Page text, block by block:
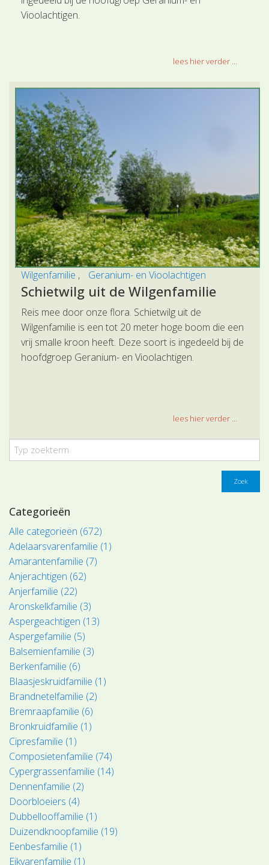
Vioolachtigen.
lees hier verder ...
Wilgenfamilie Geranium- en Vioolachtigen
Schietwilg uit de Wilgenfamilie
Reis mee door onze flora. Schietwilg uit de
Wilgenfamilie is een tot 20 meter hoge boom die een
vrij smalle kroon heeft. Deze soort is ingedeeld bij de
hoofdgroep Geranium- en Vioolachtigen.
lees hier verder ...
Zoek
Categorieën
Alle categorieën (672)
Adelaarsvarenfamilie (1)
Amarantenfamilie (7)
Anjerachtigen (62)
Anjerfamilie (22)
Aronskelkfamilie (3)
Aspergeachtigen (13)
Aspergefamilie (5)
Balsemienfamilie (3)
Berkenfamilie (6)
Blaasjeskruidfamilie (1)
Brandnetelfamilie (2)
Bremraapfamilie (6)
Bronkruidfamilie (1)
Cipresfamilie (1)
Composietenfamilie (74)
Cypergrassenfamilie (14)
Dennenfamilie (2)
Doorbloeiers (4)
Dubbellooffamilie (1)
Duizendknoopfamilie (19)
Eenbesfamilie (1)
Eikvarenfamilie (1)